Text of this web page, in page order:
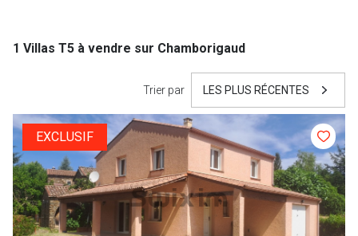
1 Villas T5 à vendre sur Chamborigaud
Trier par LES PLUS RÉCENTES
EXCLUSIF